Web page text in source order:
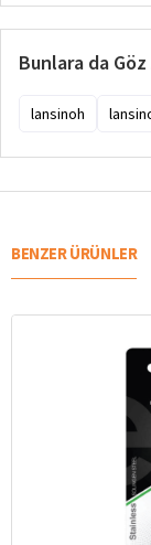
Bunlara da Göz
lansinoh
BENZER ÜRÜNLER